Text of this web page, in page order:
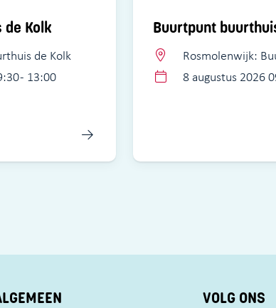
Kolk
de Kolk
- 13:00
Buurtpunt
Rosmolenwijk:
8 augustus 2026
VOLG ONS